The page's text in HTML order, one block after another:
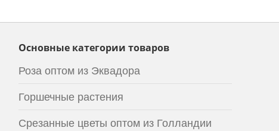
Основные категории товаров
Роза оптом из Эквадора
Горшечные растения
Срезанные цветы оптом из Голландии